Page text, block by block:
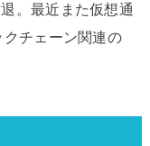
。最近また仮想通
チェーン関連の